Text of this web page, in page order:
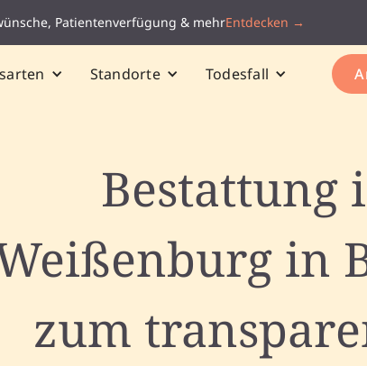
Patientenverfügung & mehrEntdecken →
Standorte Todesfall
Bestattung
in
zum